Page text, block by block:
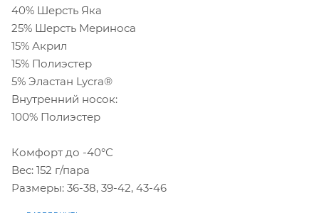
40% Шерсть Яка
25% Шерсть Мериноса
15% Акрил
15% Полиэстер
5% Эластан Lycra®
Внутренний носок:
100% Полиэстер
Комфорт до -40°С
Вес: 152 г/пара
Размеры: 36-38, 39-42, 43-46